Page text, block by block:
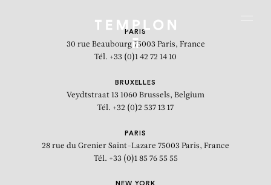
PARIS
30 rue Beaubourg 75003 Paris, France
Tél. +33 (0)1 42 72 14 10
BRUXELLES
Veydtstraat 13 1060 Brussels, Belgium
Tél. +32 (0)2 537 13 17
PARIS
28 rue du Grenier Saint-Lazare 75003 Paris, France
Tél. +33 (0)1 85 76 55 55